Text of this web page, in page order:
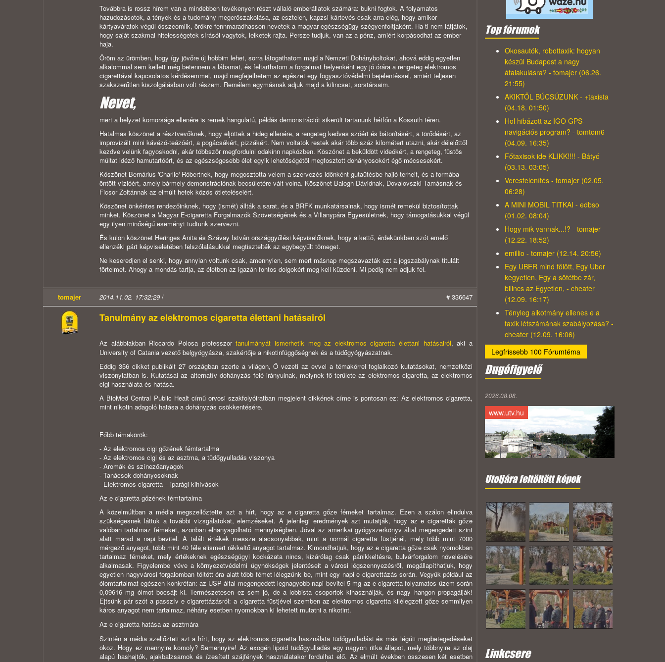
Továbbra is rossz hírem van a mindebben tevékenyen részt vállaló emberállatok számára: bukni fogtok. A folyamatos
hazudozásotok, a tények és a tudomány megerőszakolása, az esztelen, kapzsi kártevés csak arra elég, hogy amikor
kártyaváratok végül összeomlik, örökre fennmaradhasson nevetek a magyar egészségügy szégyenfoltjaként. Ha ti nem látjátok,
hogy saját szakmai hitelességetek sírásói vagytok, lelketek rajta. Persze tudjuk, van az a pénz, amiért korpásodhat az ember
haja.
Öröm az ürömben, hogy így jövőre új hobbim lehet, sorra látogathatom majd a Nemzeti Dohányboltokat, ahová eddig egyetlen
alkalommal sem kellett még betennem a lábamat, és feltarthatom a forgalmat helyenként egy jó órára a rengeteg elektromos
cigarettával kapcsolatos kérdésemmel, majd megfejelhetem az egészet egy fogyasztóvédelmi bejelentéssel, amiért teljesen
szakszerűtlen kiszolgálásban volt részem. Remélem egymásnak adjuk majd a kilincset, sorstársaim.
Nevet,
mert a helyzet komorsága ellenére is remek hangulatú, példás demonstrációt sikerült tartanunk hétfőn a Kossuth téren.
Hatalmas köszönet a résztvevőknek, hogy eljöttek a hideg ellenére, a rengeteg kedves szóért és bátorításért, a törődésért, az
improvizált mini kávézó-teázóért, a pogácsákért, pizzákért. Nem voltatok restek akár több száz kilométert utazni, akár délelőttől
kezdve velünk fagyoskodni, akár többször megfordulni odakinn napközben. Köszönet a beküldött videókért, a rengeteg, füstös
múltat idéző hamutartóért, és az egészségesebb élet egyik lehetőségétől megfosztott dohányosokért égő mécsesekért.
Köszönet Bernárius 'Charlie' Róbertnek, hogy megosztotta velem a szervezés időnként gutaütésbe hajló terheit, és a formába
öntött vízióért, amely bármely demonstrációnak becsületére vált volna. Köszönet Balogh Dávidnak, Dovalovszki Tamásnak és
Ficsor Zoltánnak az elmúlt hetek közös ötleteléseiért.
Köszönet önkéntes rendezőinknek, hogy (ismét) állták a sarat, és a BRFK munkatársainak, hogy ismét remekül biztosítottak
minket. Köszönet a Magyar E-cigaretta Forgalmazók Szövetségének és a Villanypára Egyesületnek, hogy támogatásukkal végül
egy ilyen minőségű eseményt tudtunk szervezni.
És külön köszönet Heringes Anita és Szávay István országgyűlési képviselőknek, hogy a kettő, érdekünkben szót emelő
ellenzéki párt képviseletében felszólalásukkal megtisztelték az egybegyűlt tömeget.
Ne keseredjen el senki, hogy annyian voltunk csak, amennyien, sem mert másnap megszavazták ezt a jogszabálynak titulált
förtelmet. Ahogy a mondás tartja, az életben az igazán fontos dolgokért meg kell küzdeni. Mi pedig nem adjuk fel.
tomajer 2014.11.02. 17:32:29 / # 336647
Tanulmány az elektromos cigaretta élettani hatásairól
Az alábbiakban Riccardo Polosa professzortanulmányát ismerhetik meg az elektromos cigaretta élettani hatásairól, aki a
University of Catania vezető belgyógyásza, szakértője a nikotinfüggőségnek és a tüdőgyógyászatnak.
Eddig 356 cikket publikált 27 országban szerte a világon, Ő vezeti az evvel a témakörrel foglalkozó kutatásokat, nemzetközi
viszonylatban is. Kutatásai az alternatív dohányzás felé irányulnak, melynek fő területe az elektromos cigaretta, az elektromos
cigi használata és hatása.
A BioMed Central Public Healt című orvosi szakfolyóiratban megjelent cikkének címe is pontosan ez: Az elektromos cigaretta,
mint nikotin adagoló hatása a dohányzás csökkentésére.
Főbb témakörök:
- Az elektromos cigi gőzének fémtartalma
- Az elektromos cigi és az asztma, a tüdőgyulladás viszonya
- Aromák és színezőanyagok
- Tanácsok dohányosoknak
- Elektromos cigaretta – iparági kihívások
Az e cigaretta gőzének fémtartalma
A közelmúltban a média megszellőztette azt a hírt, hogy az e cigaretta gőze fémeket tartalmaz. Ezen a szálon elindulva
szükségesnek láttuk a további vizsgálatokat, elemzéseket. A jelenlegi eredmények azt mutatják, hogy az e cigaretták gőze
valóban tartalmaz fémeket, azonban elhanyagolható mennyiségben. Jóval az amerikai gyógyszerkönyv által megengedett szint
alatt marad a napi bevitel. A talált értékek messze alacsonyabbak, mint a normál cigaretta füstjénél, mely több mint 7000
mérgező anyagot, több mint 40 féle elismert rákkeltő anyagot tartalmaz. Kimondhatjuk, hogy az e cigaretta gőze csak nyomokban
tartalmaz fémeket, mely értékeknek egészségügyi kockázata nincs, kizárólag csak pánikkeltésre, bulvárforgalom növelésére
alkalmasak. Figyelembe véve a környezetvédelmi ügynökségek jelentéseit a városi légszennyezésről, megállapíthatjuk, hogy
egyetlen nagyvárosi forgalomban töltött óra alatt több fémet lélegzünk be, mint egy napi e cigarettázás során. Vegyük például az
ólomtartalmat egészen konkrétan: az USP által megengedett legnagyobb napi bevitel 5 mg az e cigaretta folyamatos üzem során
0,09616 mg ólmot bocsájt ki. Természetesen ez sem jó, de a lobbista csoportok kihasználják, és nagy hangon propagálják!
Ejtsünk pár szót a passzív e cigarettázásról: a cigaretta füstjével szemben az elektromos cigaretta kilélegzett gőze semmilyen
káros anyagot nem tartalmaz, néhány esetben nyomokban ki lehetett mutatni a nikotint.
Az e cigaretta hatása az asztmára
Szintén a média szellőzteti azt a hírt, hogy az elektromos cigaretta használata tüdőgyulladást és más légúti megbetegedéseket
okoz. Hogy ez mennyire komoly? Semennyire! Az exogén lipoid tüdőgyulladás egy nagyon ritka állapot, mely többnyire az olaj
alapú hashajtók, ajakbalzsamok és ízesített szájfények használatakor fordulhat elő. Az elmúlt években összesen két esetben
Top fórumok
Okosautók, robottaxik: hogyan
készül Budapest a nagy
átalakulásra? - tomajer (06.26.
21:55)
AKIKTŐL BÚCSÚZUNK - +taxista
(04.18. 01:50)
Hol hibázott az IGO GPS-
navigációs program? - tomtom6
(04.09. 16:35)
Főtaxisok ide KLIKK!!!! - Bátyó
(03.13. 03:05)
Verestelenítés - tomajer (02.05.
06:28)
A MINI MOBIL TITKAI - edbso
(01.02. 08:04)
Hogy mik vannak...!? - tomajer
(12.22. 18:52)
emillio - tomajer (12.14. 20:56)
Egy UBER mind fölött, Egy Uber
kegyetlen, Egy a sötétbe zár,
bilincs az Egyetlen, - cheater
(12.09. 16:17)
Tényleg alkotmány ellenes e a
taxik létszámának szabályozása? -
cheater (12.09. 16:06)
Legfrissebb 100 Fórumtéma
Dugófigyelő
2026.08.08.
www.utv.hu
Utoljára feltöltött képek
Linkcsere